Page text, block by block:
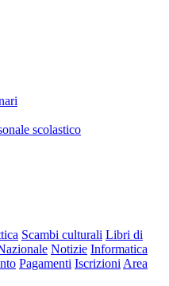
scolastico
Scambi culturali Libri di
Notizie Informatica
Pagamenti Iscrizioni Area